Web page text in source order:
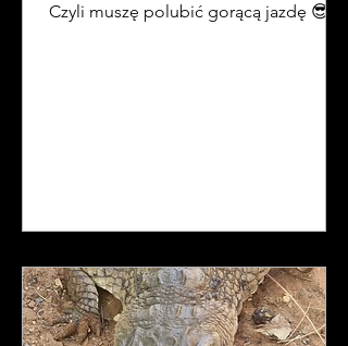
Czyli muszę polubić gorącą jazdę 😎